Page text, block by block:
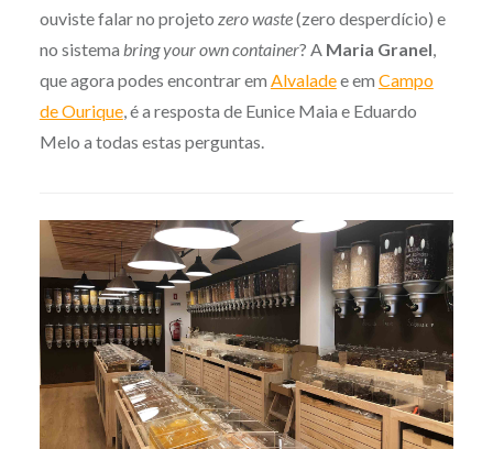
ouviste falar no projeto zero waste(zero desperdício) e
no sistema bring your own container? A Maria Granel,
que agora podes encontrar em Alvaladee em Campo
de Ourique, é a resposta de Eunice Maia e Eduardo
Melo a todas estas perguntas.